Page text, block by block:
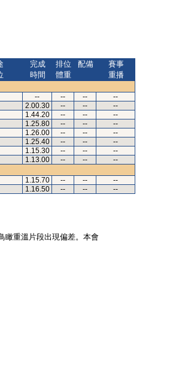
完成
時間
排位
體重
配備
賽事
重播
-- -- --
--
2.00.30 -- --
--
1.44.20 -- --
--
1.25.80 -- --
--
1.26.00 -- --
--
1.25.40 -- --
--
1.15.30 -- --
--
1.13.00 -- --
--
1.15.70 -- --
--
1.16.50 -- -- --
瞰重溫片段出現偏差。本會